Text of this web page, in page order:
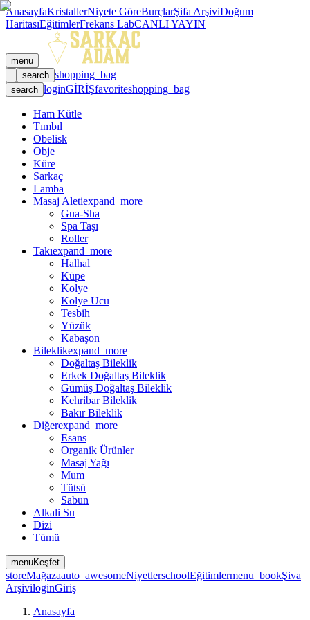
AnasayfaKristallerNiyete GöreBurçlarŞifa ArşiviDoğum
HaritasıEğitimlerFrekans LabCANLI YAYIN
menu
search shopping_bag
search loginGİRİŞfavoriteshopping_bag
Ham Kütle
Tımbıl
Obelisk
Obje
Küre
Sarkaç
Lamba
Masaj Aletiexpand_more
Gua-Sha
Spa Taşı
Roller
Takıexpand_more
Halhal
Küpe
Kolye
Kolye Ucu
Tesbih
Yüzük
Kabaşon
Bileklikexpand_more
Doğaltaş Bileklik
Erkek Doğaltaş Bileklik
Gümüş Doğaltaş Bileklik
Kehribar Bileklik
Bakır Bileklik
Diğerexpand_more
Esans
Organik Ürünler
Masaj Yağı
Mum
Tütsü
Sabun
Alkali Su
Dizi
Tümü
menuKeşfet
storeMağazaauto_awesomeNiyetlerschoolEğitimlermenu_bookŞiva
ArşiviloginGiriş
Anasayfa